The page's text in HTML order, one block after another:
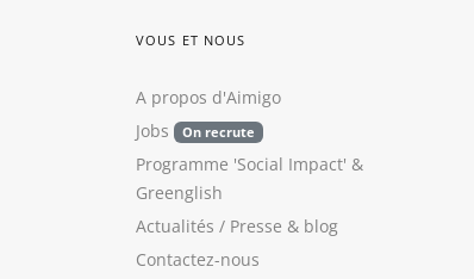
VOUS ET NOUS
A propos d'Aimigo
Jobs
On recrute
Programme 'Social Impact' &
Greenglish
Actualités / Presse & blog
Contactez-nous